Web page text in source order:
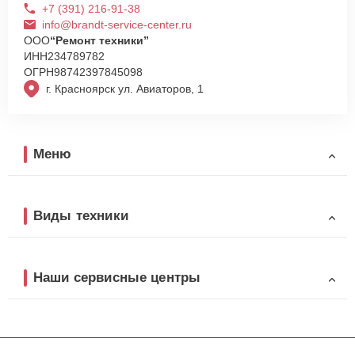
г. Красноярск ул. Авиаторов, 1
+7 (391) 216-91-38
info@brandt-service-center.ru
ООО“Ремонт техники”
ИНН234789782
ОГРН98742397845098
Меню
Виды техники
Наши сервисные центры